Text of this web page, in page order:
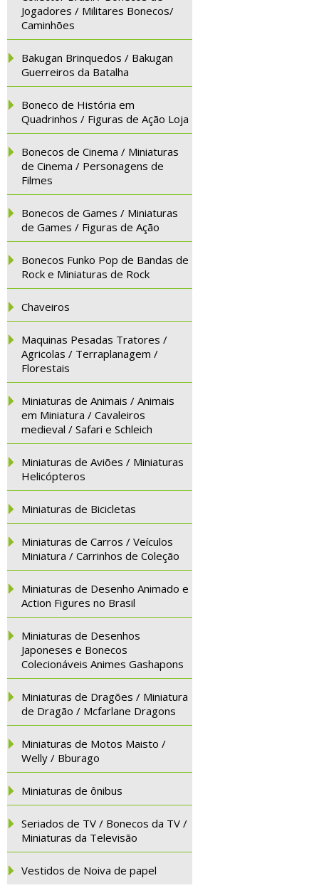
Jogadores / Militares Bonecos/
Caminhões
Bakugan Brinquedos / Bakugan
Guerreiros da Batalha
Boneco de História em
Quadrinhos / Figuras de Ação Loja
Bonecos de Cinema / Miniaturas
de Cinema / Personagens de
Filmes
Bonecos de Games / Miniaturas
de Games / Figuras de Ação
Bonecos Funko Pop de Bandas de
Rock e Miniaturas de Rock
Chaveiros
Maquinas Pesadas Tratores /
Agricolas / Terraplanagem /
Florestais
Miniaturas de Animais / Animais
em Miniatura / Cavaleiros
medieval / Safari e Schleich
Miniaturas de Aviões / Miniaturas
Helicópteros
Miniaturas de Bicicletas
Miniaturas de Carros / Veículos
Miniatura / Carrinhos de Coleção
Miniaturas de Desenho Animado e
Action Figures no Brasil
Miniaturas de Desenhos
Japoneses e Bonecos
Colecionáveis Animes Gashapons
Miniaturas de Dragões / Miniatura
de Dragão / Mcfarlane Dragons
Miniaturas de Motos Maisto /
Welly / Bburago
Miniaturas de ônibus
Seriados de TV / Bonecos da TV /
Miniaturas da Televisão
Vestidos de Noiva de papel